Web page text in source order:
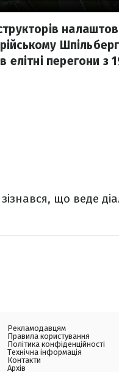
перегони з
що веде
Рекламодавцям
Правила користування
Політика конфіденційності
Технічна інформація
Контакти
Архів